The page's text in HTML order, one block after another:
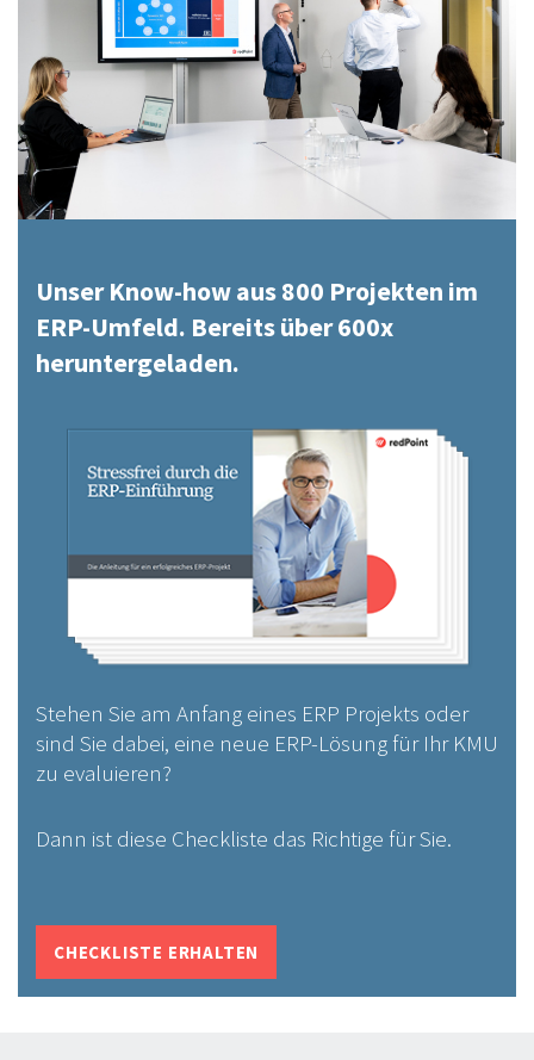
Unser Know-how aus 800 Projekten im
ERP-Umfeld. Bereits über 600x
heruntergeladen.
Stehen Sie am Anfang eines ERP Projekts oder
sind Sie dabei, eine neue ERP-Lösung für Ihr KMU
zu evaluieren?
Dann ist diese Checkliste das Richtige für Sie.
CHECKLISTE ERHALTEN